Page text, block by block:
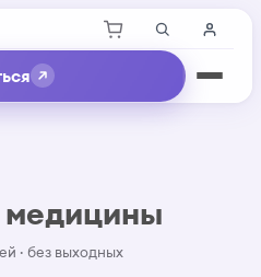
медицины
· без выходных